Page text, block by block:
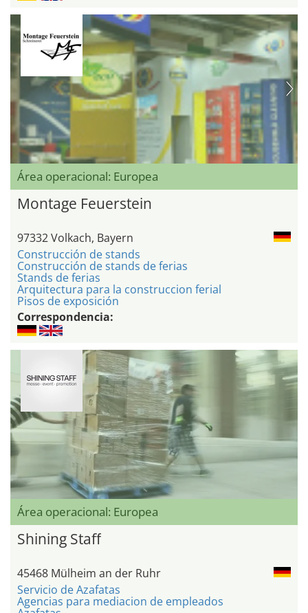
Área operacional: Europea
Montage Feuerstein
97332 Volkach, Bayern
Construcción de stands
Construcción de stands de ferias
Stands de ferias
Arquitectura para la construccion ferial
Pisos de exposición
Correspondencia:
Área operacional: Europea
Shining Staff
45468 Mülheim an der Ruhr
Servicio de Azafatas
Agencias para mediacion de empleados